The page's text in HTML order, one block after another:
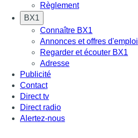
Règlement
BX1
Connaître BX1
Annonces et offres d'emploi
Regarder et écouter BX1
Adresse
Publicité
Contact
Direct tv
Direct radio
Alertez-nous